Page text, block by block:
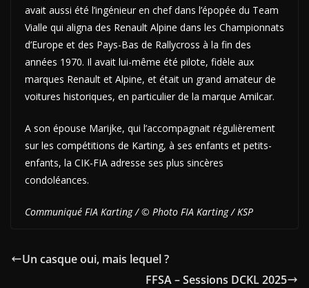
avait aussi été l’ingénieur en chef dans l’épopée du Team
Vialle qui aligna des Renault Alpine dans les Championnats
d’Europe et des Pays-Bas de Rallycross à la fin des
années 1970. Il avait lui-même été pilote, fidèle aux
marques Renault et Alpine, et était un grand amateur de
voitures historiques, en particulier de la marque Amilcar.
A son épouse Marijke, qui l’accompagnait régulièrement
sur les compétitions de Karting, à ses enfants et petits-
enfants, la CIK-FIA adresse ses plus sincères
condoléances.
Communiqué FIA Karting / © Photo FIA Karting / KSP
Un casque oui, mais lequel ?
FFSA – Sessions DCKL 2025